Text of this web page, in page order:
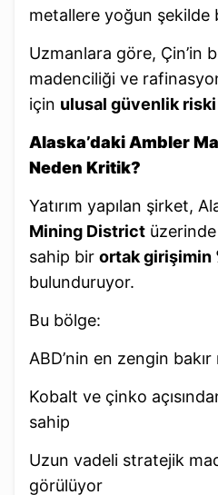
metallere yoğun şekilde
Uzmanlara göre, Çin’in
madenciliği ve
için ulusal güvenlik riski
Alaska’daki Ambler
Neden Kritik?
Yatırım yapılan şirket,
Mining District
sahip bir ortak girişimin
bulunduruyor.
Bu bölge:
ABD’nin en zengin
Kobalt ve çinko
sahip
Uzun vadeli stratejik
görülüyor